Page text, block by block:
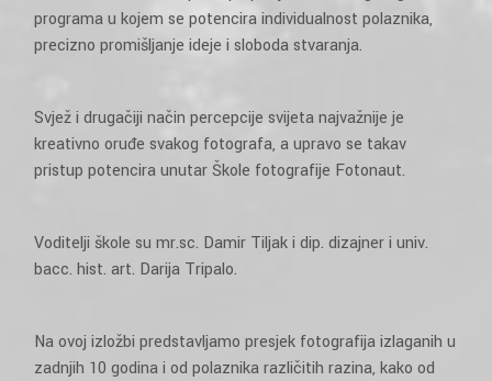
programa u kojem se potencira individualnost polaznika,
precizno promišljanje ideje i sloboda stvaranja.
Svjež i drugačiji način percepcije svijeta najvažnije je
kreativno oruđe svakog fotografa, a upravo se takav
pristup potencira unutar Škole fotografije Fotonaut.
Voditelji škole su mr.sc. Damir Tiljak i dip. dizajner i univ.
bacc. hist. art. Darija Tripalo.
Na ovoj izložbi predstavljamo presjek fotografija izlaganih u
zadnjih 10 godina i od polaznika različitih razina, kako od